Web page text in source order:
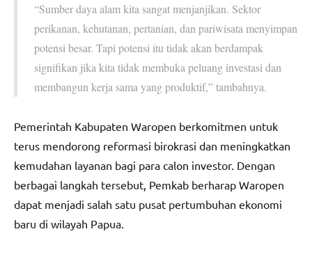
“Sumber daya alam kita sangat menjanjikan. Sektor
perikanan, kehutanan, pertanian, dan pariwisata menyimpan
potensi besar. Tapi potensi itu tidak akan berdampak
signifikan jika kita tidak membuka peluang investasi dan
membangun kerja sama yang produktif,” tambahnya.
Pemerintah Kabupaten Waropen berkomitmen untuk
terus mendorong reformasi birokrasi dan meningkatkan
kemudahan layanan bagi para calon investor. Dengan
berbagai langkah tersebut, Pemkab berharap Waropen
dapat menjadi salah satu pusat pertumbuhan ekonomi
baru di wilayah Papua.